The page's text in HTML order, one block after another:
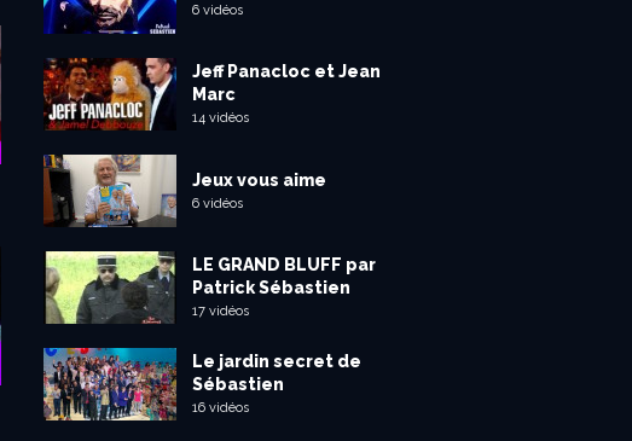
6 vidéos
Jeff Panacloc et Jean
Marc
14 vidéos
Jeux vous aime
6 vidéos
LE GRAND BLUFF par
Patrick Sébastien
17 vidéos
Le jardin secret de
Sébastien
16 vidéos